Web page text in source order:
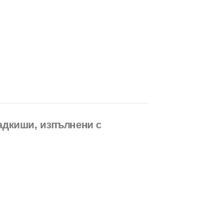
изпълнени с